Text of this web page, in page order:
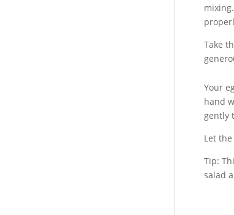
Take
Your
hand
gently
Let
Tip:
salad